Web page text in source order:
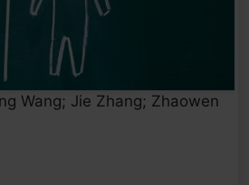
Wang; Jie Zhang; Zhaowen